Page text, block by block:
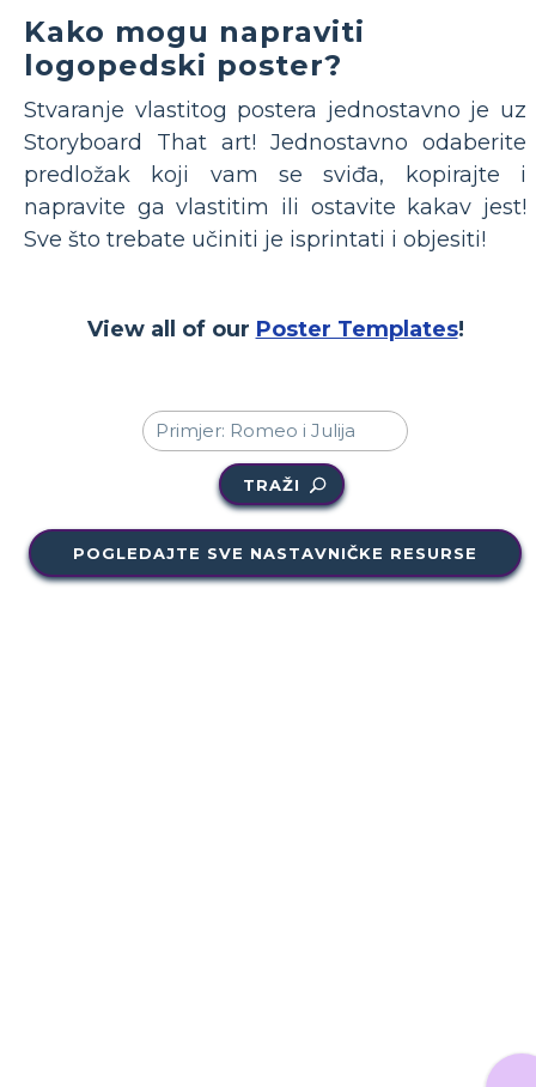
Kako mogu napraviti
logopedski poster?
Stvaranje vlastitog postera jednostavno je uz
Storyboard That art! Jednostavno odaberite
predložak koji vam se sviđa, kopirajte i
napravite ga vlastitim ili ostavite kakav jest!
Sve što trebate učiniti je isprintati i objesiti!
View all of our Poster Templates!
TRAŽI
POGLEDAJTE SVE NASTAVNIČKE RESURSE